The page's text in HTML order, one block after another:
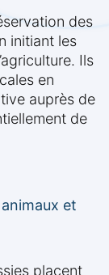
des
initiant les
Ils
en
auprès de
de
et
placent